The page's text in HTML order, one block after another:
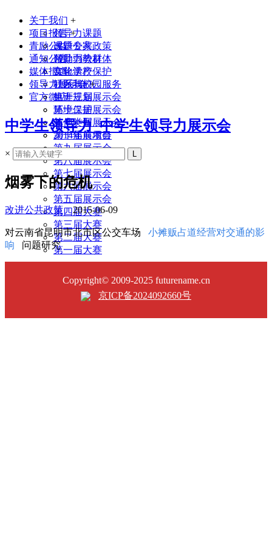
关于我们 +
领导力课题
课题专家
领导力教材
实验学校
联系我们
项目报告 +
改进公共政策
帮助弱势群体
文化遗产保护
社区与校园服务
生涯规划
环境保护
其他类型
2014年前项目
青励公益
通知公告
媒体报道
领导力展示会 +
第十三届展示会
第十二届展示会
第十一届展示会
第十届展示会
第九届展示会
第八届展示会
第七届展示会
第六届展示会
第五届展示会
第四届大赛
第三届大赛
第二届大赛
第一届大赛
官方微店
中学生领导力_中学生领导力展示会
×
烟雾下的危机
改进公共政策2015-06-09
对云南省昆明市北市区公交车场 小摊贩占道经营对交通的影
响
问题研究
Copyright© 2009-2025 futurename.cn
京ICP备2024092660号